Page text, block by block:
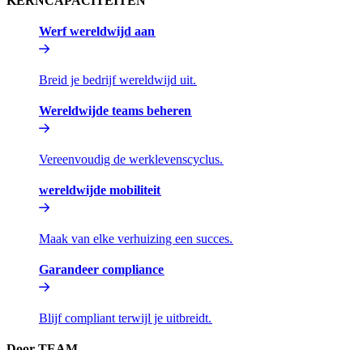
Werf wereldwijd aan​​
Breid je bedrijf wereldwijd uit.​​
Wereldwijde teams beheren​​
Vereenvoudig de werklevenscyclus.​​
wereldwijde mobiliteit​​
Maak van elke verhuizing een succes.​​
Garandeer compliance​​
Blijf compliant terwijl je uitbreidt.​​